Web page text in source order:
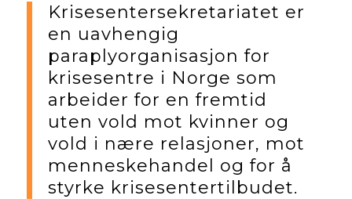
Krisesentersekretariatet er
en uavhengig
paraplyorganisasjon for
krisesentre i Norge som
arbeider for en fremtid
uten vold mot kvinner og
vold i nære relasjoner, mot
menneskehandel og for å
styrke krisesentertilbudet.